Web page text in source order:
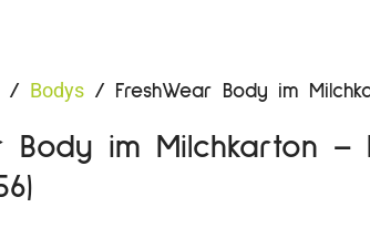
/ Bodys / FreshWear Body im
Body im Milchkarton –